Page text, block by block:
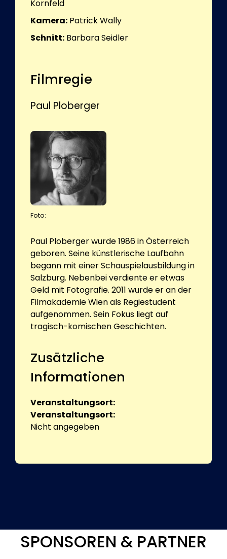
Kornfeld
Kamera: Patrick Wally
Schnitt: Barbara Seidler
Filmregie
Paul Ploberger
Foto:
Paul Ploberger wurde 1986 in Österreich
geboren. Seine künstlerische Laufbahn
begann mit einer Schauspielausbildung in
Salzburg. Nebenbei verdiente er etwas
Geld mit Fotografie. 2011 wurde er an der
Filmakademie Wien als Regiestudent
aufgenommen. Sein Fokus liegt auf
tragisch-komischen Geschichten.
Zusätzliche
Informationen
Veranstaltungsort:
Veranstaltungsort:
Nicht angegeben
SPONSOREN & PARTNER